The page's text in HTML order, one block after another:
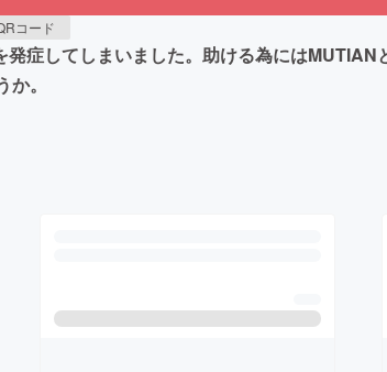
コード
症してしまいました。助ける為には
。